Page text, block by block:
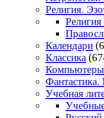
Религия.
Религия
Календари
Классика
Компьютеры
Фантастика.
Учебная